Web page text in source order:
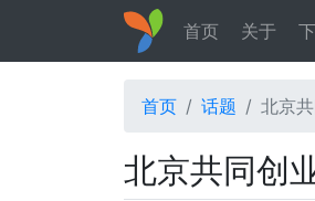
首页 关于
首页 话题 北京
北京共同创